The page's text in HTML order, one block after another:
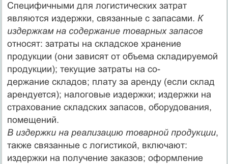
Специфичными для логистических затрат
являются издержки, связанные с запасами. К
издержкам на содержание товарных запасов
относят: затраты на складское хранение
продукции (они зависят от объема складируемой
продукции); текущие затраты на со-
держание складов; плату за аренду (если склад
арендуется); налоговые издержки; издержки на
страхование складских запасов, оборудования,
помещений.
В издержки на реализацию товарной продукции,
также связанные с логистикой, включают:
издержки на получение заказов; оформление